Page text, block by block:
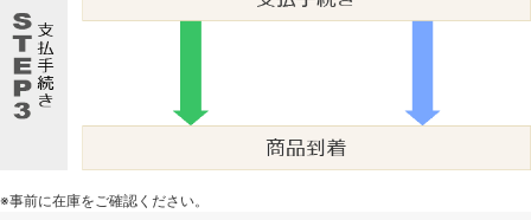
※事前に在庫をご確認ください。